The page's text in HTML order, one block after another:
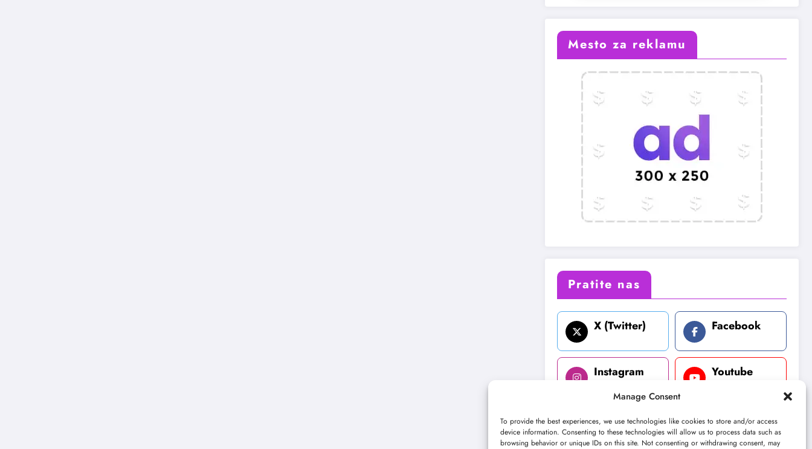
Manage Consent
To provide the best experiences, we use technologies like cookies to store and/or access
device information. Consenting to these technologies will allow us to process data such as
browsing behavior or unique IDs on this site. Not consenting or withdrawing consent, may
Mesto za reklamu
Pratite nas
X (Twitter) Facebook
Instagram Youtube
LinkedIn